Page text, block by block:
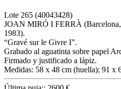
Lote 265 (40043428)
JOAN MIRÓ I FERRÀ
1983).
“Gravé sur le Givre I”.
Grabado al aguatinta sobre papel
Firmado y justificado a lápiz.
Medidas: 58 x 48 cm (huella); 91 x